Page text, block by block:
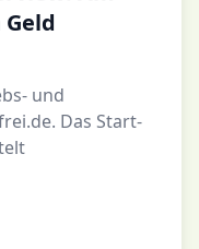
und
Das Start-